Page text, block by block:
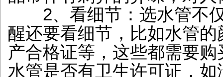
2、看细节：选水管不
醒还要看细节，比如水管
产合格证等，这些都需要
水管是否有卫生许可证，